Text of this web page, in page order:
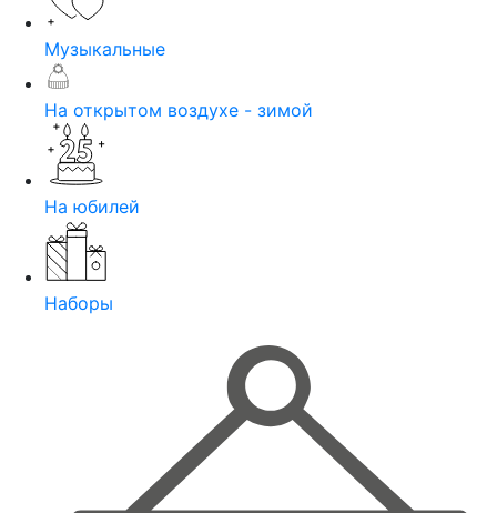
Музыкальные
На открытом воздухе - зимой
На юбилей
Наборы